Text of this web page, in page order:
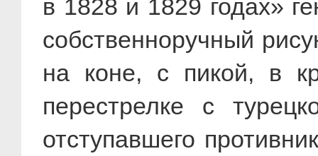
в 1828 и 1829 годах»
собственноручный
на коне, с пикой, в
перестрелке с
отступавшего